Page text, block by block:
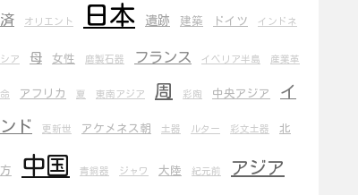
済 オリエント 日本 遺跡 建築 ドイツ インドネ
シア 母 女性 磨製石器 フランス イベリア半島 産業革
命 アフリカ 夏 東南アジア 周 彩陶 中央アジア イ
ンド 更新世 アケメネス朝 土器 ルター 彩文土器 北
方 中国 青銅器 ジャワ 大陸 紀元前 アジア